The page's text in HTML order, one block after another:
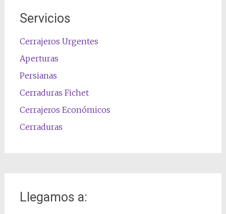
Servicios
Cerrajeros Urgentes
Aperturas
Persianas
Cerraduras Fichet
Cerrajeros Económicos
Cerraduras
Llegamos a: